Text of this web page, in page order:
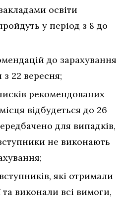
освіти
у період з 8 до
до зарахування
з 22 вересня;
рекомендованих
відбудеться до 26
для випадків,
не виконають
які отримали
та виконали всі вимоги,